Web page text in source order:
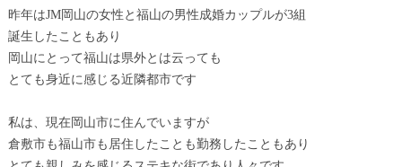
昨年はJM岡山の女性と福山の男性成婚カップルが3組
誕生したこともあり
岡山にとって福山は県外とは云っても
とても身近に感じる近隣都市です
私は、現在岡山市に住んでいますが
倉敷市も福山市も居住したことも勤務したこともあり